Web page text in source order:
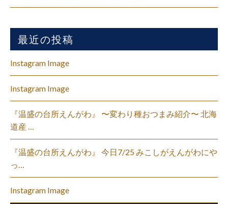
最近の投稿
Instagram Image
Instagram Image
『温盛の台所えんがわ』 〜変わり種おつまみ紹介〜 北海
道産 …
『温盛の台所えんがわ』 今日7/25 みこしがえんがわにや
っ…
Instagram Image